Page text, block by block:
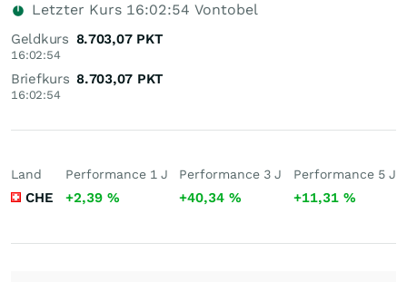
Letzter Kurs 16:02:54 Vontobel
Geldkurs
16:02:54
8.703,07 PKT
Briefkurs
16:02:54
8.703,07 PKT
Land
CHE
Performance 1 J
+2,39 %
Performance 3 J
+40,34%
Performance 5 J
+11,31 %